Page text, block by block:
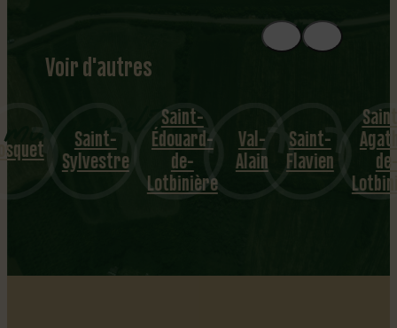
Voir d'autres
municipalités
Saint-
Sylvestre
Saint-
Édouard-
de-
Lotbinière
Val-
Alain
Saint-
Flavien
Sainte-
de-